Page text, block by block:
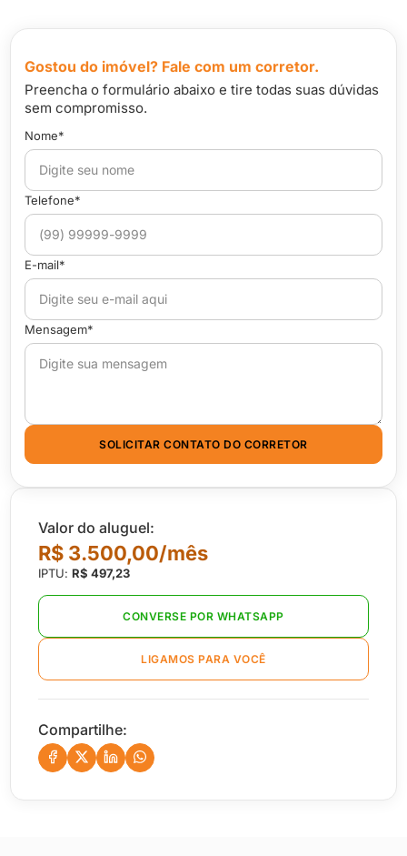
Gostou do imóvel? Fale com um corretor.
Preencha o formulário abaixo e tire todas suas dúvidas
sem compromisso.
Nome*
Telefone*
E-mail*
Mensagem*
SOLICITAR CONTATO DO CORRETOR
Valor do aluguel:
R$ 3.500,00/mês
IPTU:R$ 497,23
CONVERSE POR WHATSAPP
LIGAMOS PARA VOCÊ
Compartilhe: